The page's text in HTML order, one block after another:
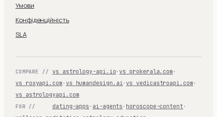
Умови
Конфіденційність
SLA
COMPARE // vs astrology-api.io·vs prokerala.com ·
vs roxyapi.com · vs humandesign.ai·vs vedicastroapi.com ·
vs astrologyapi.com
FOR // dating-apps · ai-agents · horoscope-content ·